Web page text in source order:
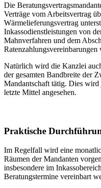
Die
Verträge vom Arbeitsvertrag
Wärmelieferungsvertrag
Inkassodienstleistungen von
Mahnverfahren und dem
Ratenzahlungsvereinbarungen
Natürlich wird die Kanzlei
der gesamten Bandbreite der
Mandantschaft tätig. Dies
letzte Mittel angesehen.
Praktische
Im Regelfall wird eine
Räumen der Mandanten
insbesondere im
Beratungstermine vereinbart